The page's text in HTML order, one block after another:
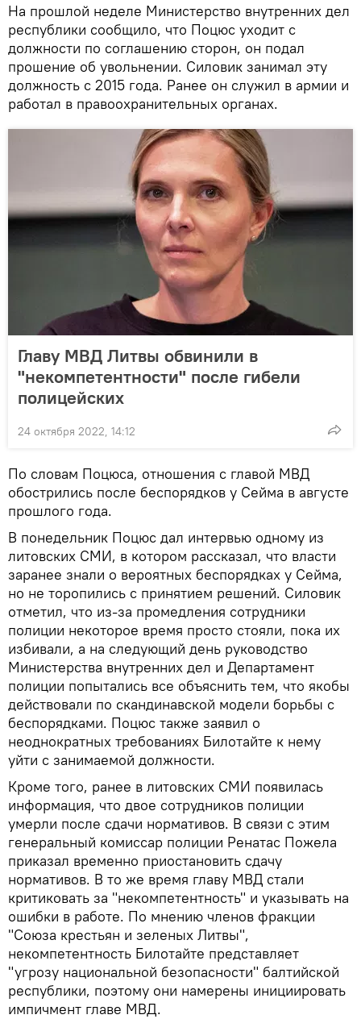
На прошлой неделе Министерство внутренних дел
республики сообщило, что Поцюс уходит с
должности по соглашению сторон, он подал
прошение об увольнении. Силовик занимал эту
должность с 2015 года. Ранее он служил в армии и
работал в правоохранительных органах.
Главу МВД Литвы обвинили в
"некомпетентности" после гибели
полицейских
24 октября 2022, 14:12
По словам Поцюса, отношения с главой МВД
обострились после беспорядков у Сейма в августе
прошлого года.
В понедельник Поцюс дал интервью одному из
литовских СМИ, в котором рассказал, что власти
заранее знали о вероятных беспорядках у Сейма,
но не торопились с принятием решений. Силовик
отметил, что из-за промедления сотрудники
полиции некоторое время просто стояли, пока их
избивали, а на следующий день руководство
Министерства внутренних дел и Департамент
полиции попытались все объяснить тем, что якобы
действовали по скандинавской модели борьбы с
беспорядками. Поцюс также заявил о
неоднократных требованиях Билотайте к нему
уйти с занимаемой должности.
Кроме того, ранее в литовских СМИ появилась
информация, что двое сотрудников полиции
умерли после сдачи нормативов. В связи с этим
генеральный комиссар полиции Ренатас Пожела
приказал временно приостановить сдачу
нормативов. В то же время главу МВД стали
критиковать за "некомпетентность" и указывать на
ошибки в работе. По мнению членов фракции
"Союза крестьян и зеленых Литвы",
некомпетентность Билотайте представляет
"угрозу национальной безопасности" балтийской
республики, поэтому они намерены инициировать
импичмент главе МВД.